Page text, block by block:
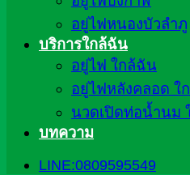
อยู่ไฟหนองบัวลำภู
บริการใกล้ฉัน
อยู่ไฟ ใกล้ฉัน
อยู่ไฟหลังคลอด ใ
นวดเปิดท่อน้ำนม
บทความ
LINE:0809595549